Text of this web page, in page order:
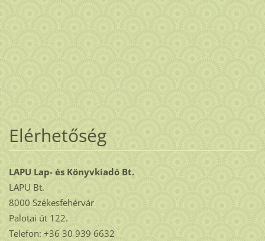
Elérhetőség
LAPU Lap- és Könyvkiadó Bt.
LAPU Bt.
8000 Székesfehérvár
Palotai út 122.
Telefon: +36 30 939 6632